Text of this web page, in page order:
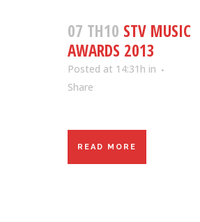
07 TH10 STV MUSIC
AWARDS 2013
Posted at 14:31h in
Share
READ MORE